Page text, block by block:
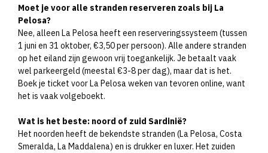
Moet je voor alle stranden reserveren zoals bij La
Pelosa?
Nee, alleen La Pelosa heeft een reserveringssysteem (tussen
1 juni en 31 oktober, €3,50 per persoon). Alle andere stranden
op het eiland zijn gewoon vrij toegankelijk. Je betaalt vaak
wel parkeergeld (meestal €3-8 per dag), maar dat is het.
Boek je ticket voor La Pelosa weken van tevoren online, want
het is vaak volgeboekt.
Wat is het beste: noord of zuid Sardinië?
Het noorden heeft de bekendste stranden (La Pelosa, Costa
Smeralda, La Maddalena) en is drukker en luxer. Het zuiden